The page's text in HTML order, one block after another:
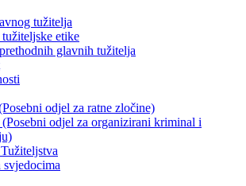
tužitelja
etike
glavnih tužitelja
odjel za ratne zločine)
odjel za organizirani kriminal i
svjedocima